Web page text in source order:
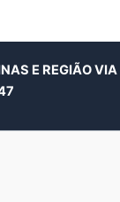
E REGIÃO VIA